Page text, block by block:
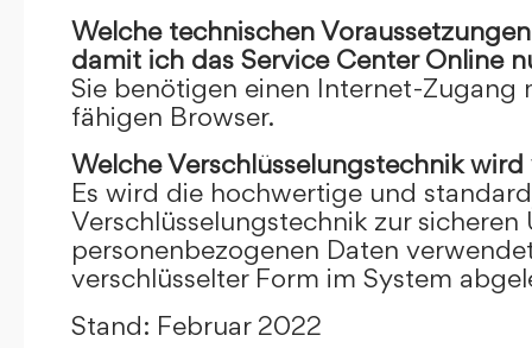
Welche technischen
damit ich das Service Center Online
Sie benötigen einen Internet-Zugang
fähigen Browser.
Welche Verschlüsselungstechnik
Es wird die hochwertige und
Verschlüsselungstechnik zur
personenbezogenen Daten
verschlüsselter Form im System
Stand: Februar 2022